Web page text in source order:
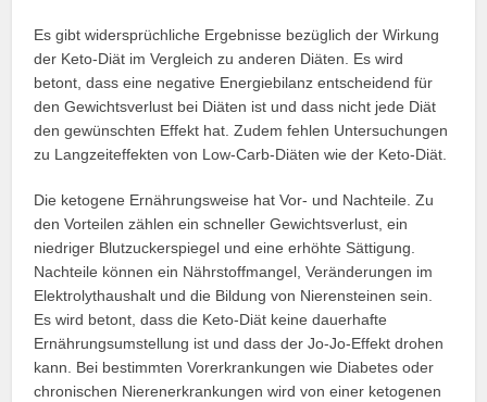
Es gibt widersprüchliche Ergebnisse bezüglich der Wirkung
der Keto-Diät im Vergleich zu anderen Diäten. Es wird
betont, dass eine negative Energiebilanz entscheidend für
den Gewichtsverlust bei Diäten ist und dass nicht jede Diät
den gewünschten Effekt hat. Zudem fehlen Untersuchungen
zu Langzeiteffekten von Low-Carb-Diäten wie der Keto-Diät.
Die ketogene Ernährungsweise hat Vor- und Nachteile. Zu
den Vorteilen zählen ein schneller Gewichtsverlust, ein
niedriger Blutzuckerspiegel und eine erhöhte Sättigung.
Nachteile können ein Nährstoffmangel, Veränderungen im
Elektrolythaushalt und die Bildung von Nierensteinen sein.
Es wird betont, dass die Keto-Diät keine dauerhafte
Ernährungsumstellung ist und dass der Jo-Jo-Effekt drohen
kann. Bei bestimmten Vorerkrankungen wie Diabetes oder
chronischen Nierenerkrankungen wird von einer ketogenen